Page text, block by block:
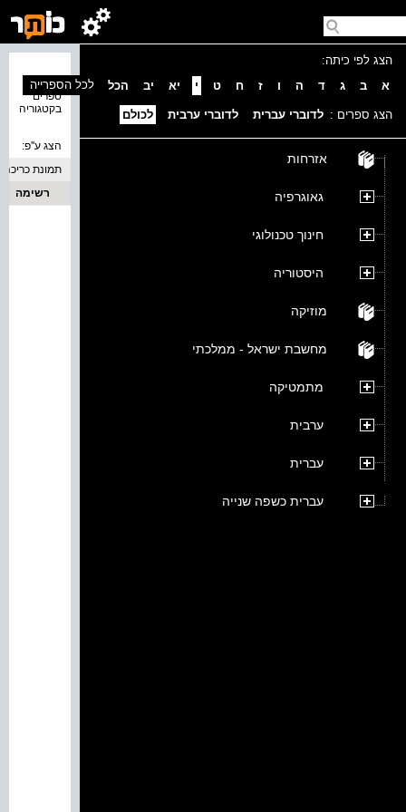
הצג לפי כיתה:
א
ב ג ד ה ו ז ח ט י יא יב הכל
הצג ספרים : לדוברי עברית לדוברי ערבית לכולם
אזרחות
גאוגרפיה
חינוך טכנולוגי
היסטוריה
מוזיקה
מחשבת ישראל - ממלכתי
מתמטיקה
ערבית
עברית
עברית כשפה שנייה
ספרים
בקטגוריה
לכל הספרייה
הצג ע''פ:
תמונת כריכה
רשימה